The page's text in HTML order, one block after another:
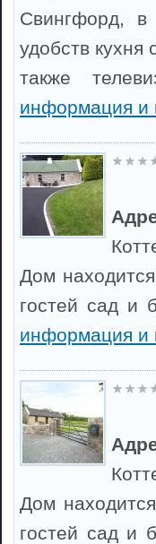
Свингфорд,
удобств кухня
также
информация и
Дом
гостей сад и
информация и
Дом
гостей сад и